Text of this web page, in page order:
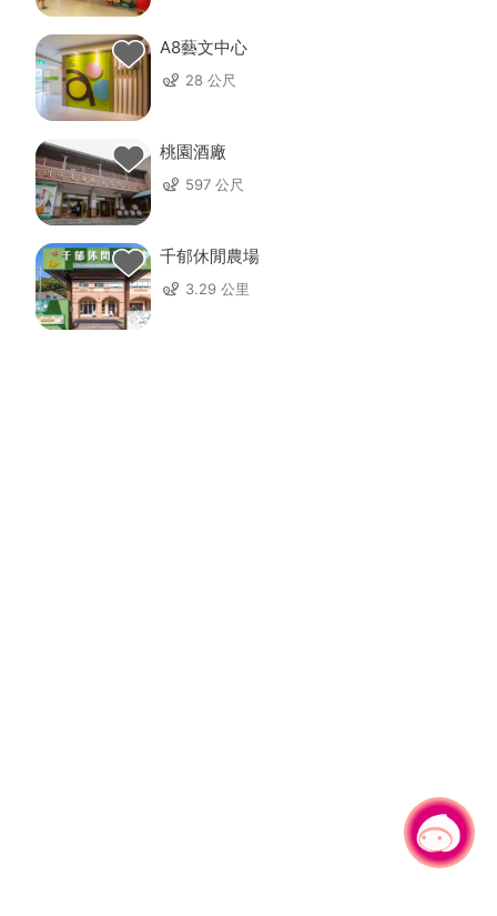
A8藝文中心
28 公尺
桃園酒廠
597 公尺
千郁休閒農場
3.29 公里